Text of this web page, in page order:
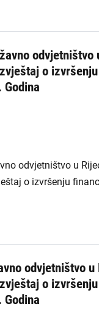
odvjetništvo
o
odvjetništvo u
o izvršenju
odvjetništvo u
o